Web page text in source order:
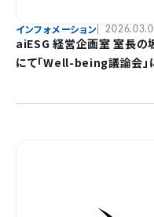
インフォメーション
aiESG 経営企画室 室長
にて「Well-being議論会」